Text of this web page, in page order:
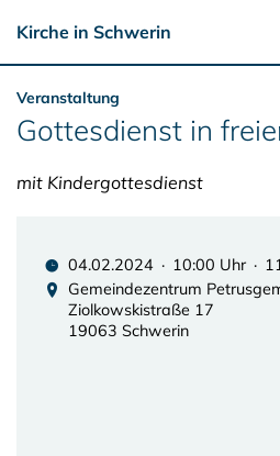
Kirche in Schwerin
Veranstaltung
Gottesdienst in
mit Kindergottesdienst
04.02.2024 · 10:00 Uhr ·
Gemeindezentrum
Ziolkowskistraße 17
19063 Schwerin